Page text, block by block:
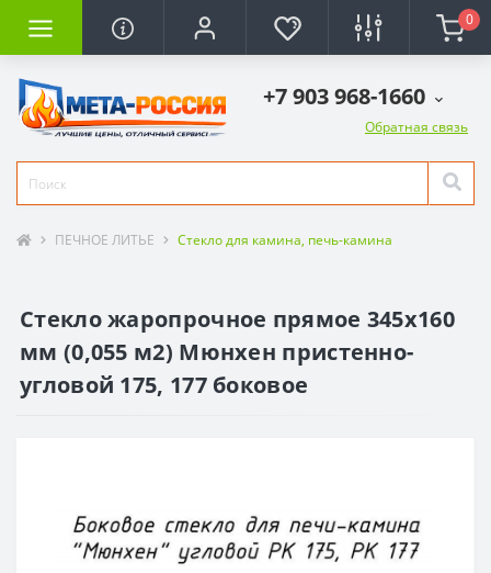
0
+7 903 968-1660
Обратная связь
ПЕЧНОЕ ЛИТЬЕ Стекло для камина, печь-камина
Стекло жаропрочное прямое 345x160
мм (0,055 м2) Мюнхен пристенно-
угловой 175, 177 боковое